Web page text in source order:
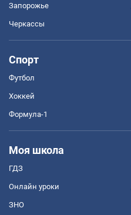
Запорожье
Черкассы
Спорт
Футбол
Хоккей
Формула-1
Моя школа
ГДЗ
Онлайн уроки
ЗНО